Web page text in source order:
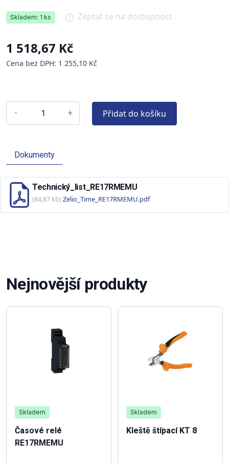
Skladem: 1 ks Zeptat se na dostupnost
1 518,67 Kč
Cena bez DPH: 1 255,10 Kč
- + Přidat do košíku
Dokumenty
Technický_list_RE17RMEMU
(84,87 kb)Zelio_Time_RE17RMEMU.pdf
Nejnovější produkty
Skladem
Časové relé
RE17RMEMU
Skladem
Kleště štípací KT 8